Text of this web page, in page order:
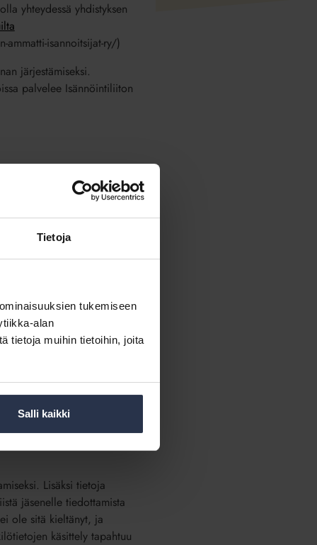
Tietoja
tukemiseen
alan
tietoja muihin tietoihin, joita
Salli kaikki
yhteydessä yhdistyksen
isannoitsijat-ry/)
järjestämiseksi.
palvelee Isännöintiliiton
puhelinnumero),
sähköpostiosoite,
lisäksi päivittää
yhteydessä
Jäsensuhteen
toimenpiteiden vuoksi
Lisäksi tietoja
jäsenelle tiedottamista
ole sitä kieltänyt, ja
käsittely tapahtuu